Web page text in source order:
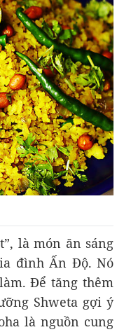
là món ăn sáng
đình Ấn Độ. Nó
Để tăng thêm
Shweta gợi ý
là nguồn cung